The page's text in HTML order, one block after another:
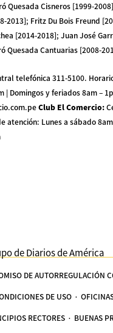
Quesada Cisneros [1999-
2013]; Fritz Du Bois Freund
[2014-2018]; Juan José
Quesada Cantuarias [2008-
telefónica 311-5100.
| Domingos y feriados 8am –
Club El Comercio:
atención: Lunes a sábado
de Diarios de América
DE AUTORREGULACIÓN
DE USO
RECTORES BUENAS